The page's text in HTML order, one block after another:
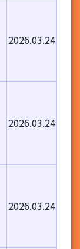
2026.03.24
2026.03.24
2026.03.24